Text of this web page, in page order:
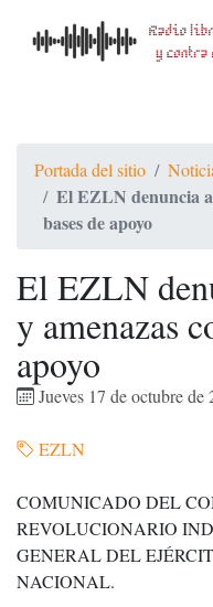
Portada del sitio
El EZLN denuncia
bases de apoyo
El EZLN
y amenazas
apoyo
Jueves 17 de octubre de
EZLN
COMUNICADO DEL
REVOLUCIONARIO
GENERAL DEL
NACIONAL.